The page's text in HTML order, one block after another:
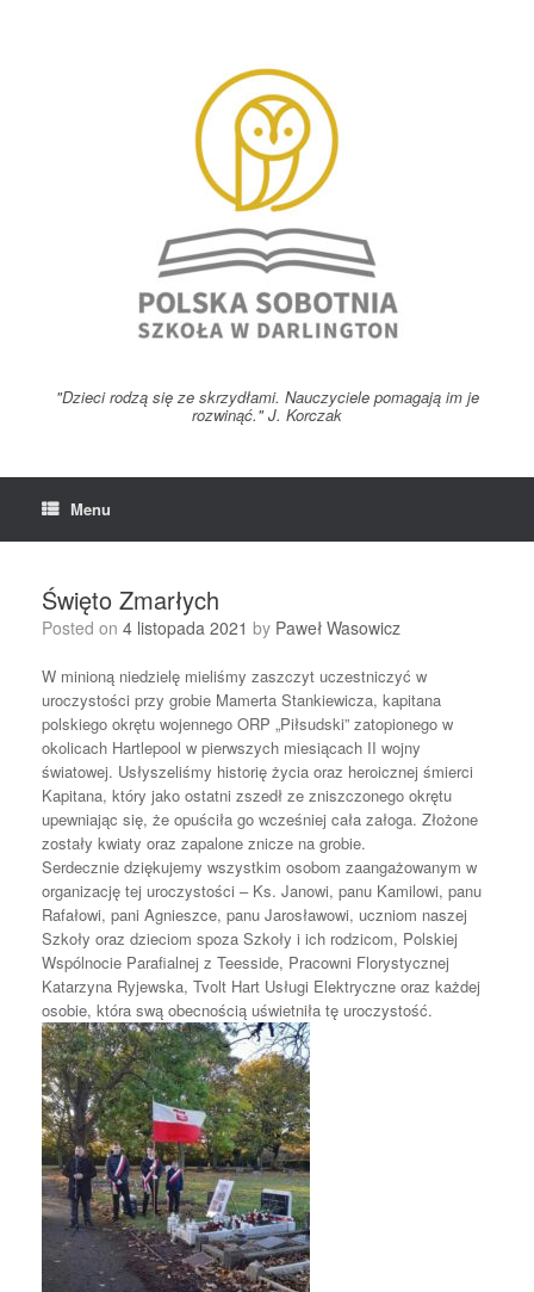
"Dzieci rodzą się ze skrzydłami. Nauczyciele pomagają im je
rozwinąć." J. Korczak
Menu
Święto Zmarłych
Posted on 4 listopada 2021 by Paweł Wasowicz
W minioną niedzielę mieliśmy zaszczyt uczestniczyć w
uroczystości przy grobie Mamerta Stankiewicza, kapitana
polskiego okrętu wojennego ORP „Piłsudski” zatopionego w
okolicach Hartlepool w pierwszych miesiącach II wojny
światowej. Usłyszeliśmy historię życia oraz heroicznej śmierci
Kapitana, który jako ostatni zszedł ze zniszczonego okrętu
upewniając się, że opuściła go wcześniej cała załoga. Złożone
zostały kwiaty oraz zapalone znicze na grobie.
Serdecznie dziękujemy wszystkim osobom zaangażowanym w
organizację tej uroczystości – Ks. Janowi, panu Kamilowi, panu
Rafałowi, pani Agnieszce, panu Jarosławowi, uczniom naszej
Szkoły oraz dzieciom spoza Szkoły i ich rodzicom, Polskiej
Wspólnocie Parafialnej z Teesside, Pracowni Florystycznej
Katarzyna Ryjewska, Tvolt Hart Usługi Elektryczne oraz każdej
osobie, która swą obecnością uświetniła tę uroczystość.